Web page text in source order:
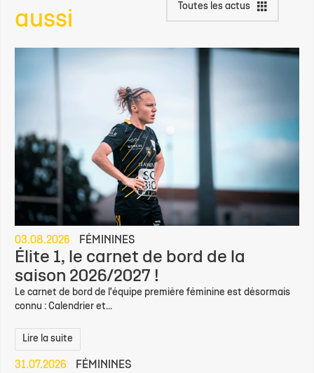
aussi
Toutes les actus
03.08.2026 FÉMININES
Élite 1, le carnet de bord de la
saison 2026/2027 !
Le carnet de bord de l'équipe première féminine est désormais
connu : Calendrier et...
Lire la suite
31.07.2026 FÉMININES